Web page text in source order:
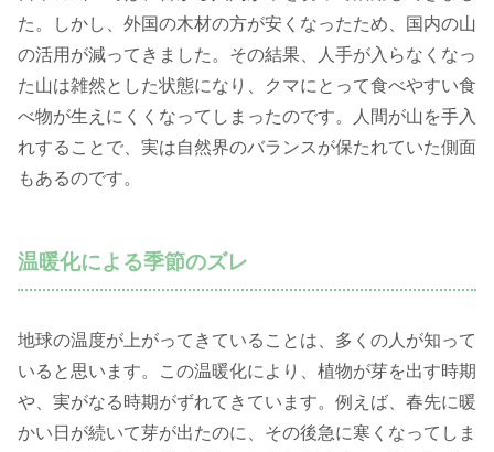
た。しかし、外国の木材の方が安くなったため、国内の山
の活用が減ってきました。その結果、人手が入らなくなっ
た山は雑然とした状態になり、クマにとって食べやすい食
べ物が生えにくくなってしまったのです。人間が山を手入
れすることで、実は自然界のバランスが保たれていた側面
もあるのです。
温暖化による季節のズレ
地球の温度が上がってきていることは、多くの人が知って
いると思います。この温暖化により、植物が芽を出す時期
や、実がなる時期がずれてきています。例えば、春先に暖
かい日が続いて芽が出たのに、その後急に寒くなってしま